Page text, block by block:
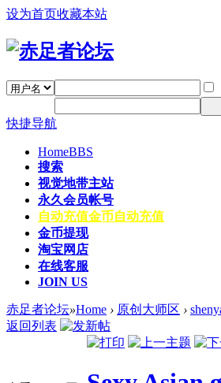
设为首页收藏本站
快捷导航
HomeBBS
搜索
视觉地带主站
永久会员帐号
自动充值金币自动充值
金币提现
淘宝网店
在线客服
JOIN US
赤足者论坛»Home › 原创大师区 ›
返回列表